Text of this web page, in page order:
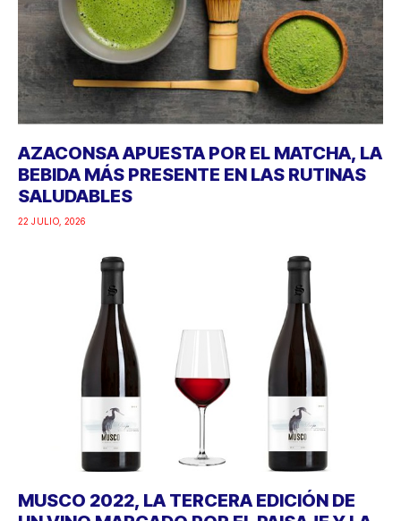
AZACONSA APUESTA POR EL MATCHA, LA
BEBIDA MÁS PRESENTE EN LAS RUTINAS
SALUDABLES
22 JULIO, 2026
MUSCO 2022, LA TERCERA EDICIÓN DE